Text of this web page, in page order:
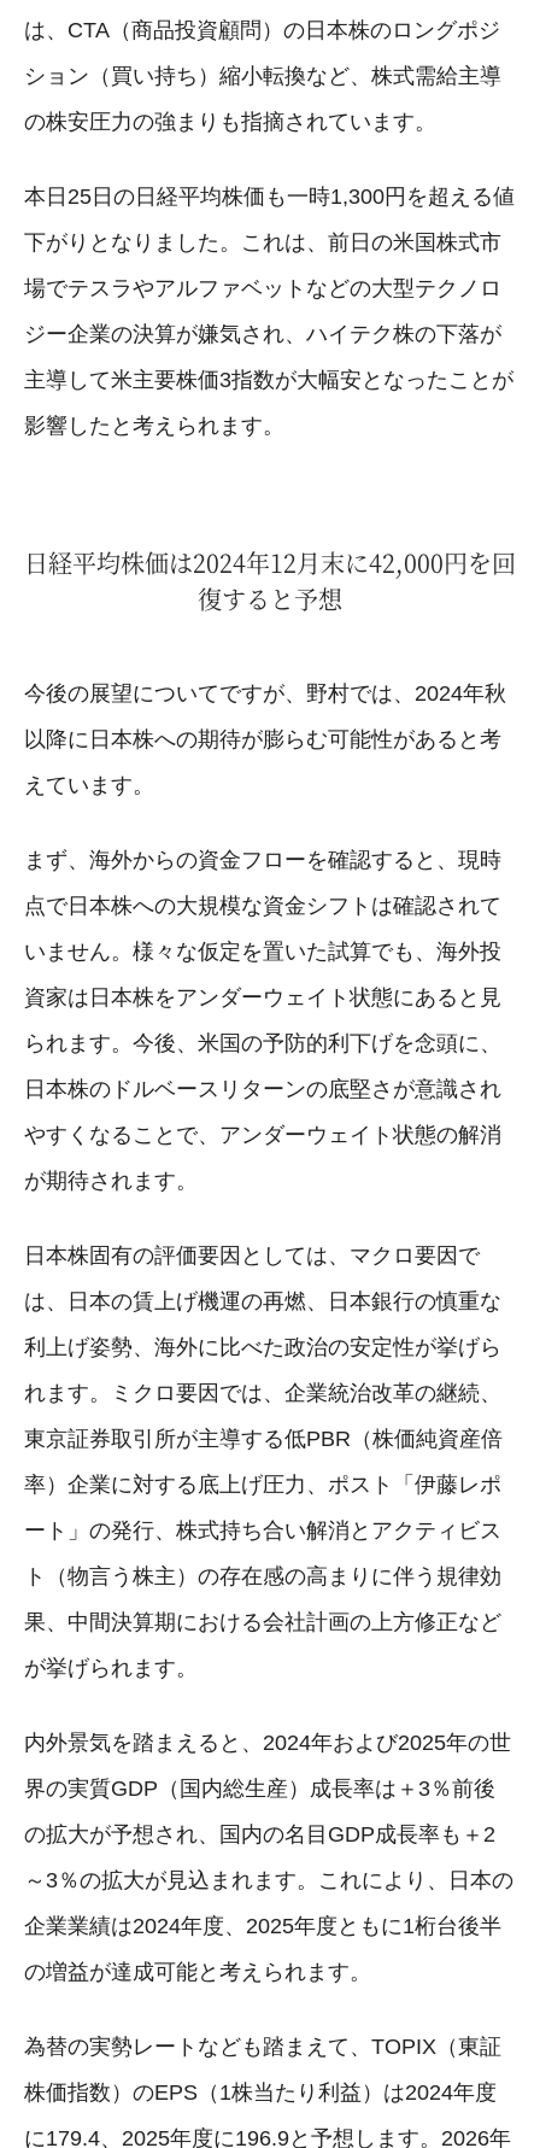
は、CTA（商品投資顧問）の日本株のロングポジ
ション（買い持ち）縮小転換など、株式需給主導
の株安圧力の強まりも指摘されています。
本日25日の日経平均株価も一時1,300円を超える値
下がりとなりました。これは、前日の米国株式市
場でテスラやアルファベットなどの大型テクノロ
ジー企業の決算が嫌気され、ハイテク株の下落が
主導して米主要株価3指数が大幅安となったことが
影響したと考えられます。
日経平均株価は2024年12月末に42,000円を回
復すると予想
今後の展望についてですが、野村では、2024年秋
以降に日本株への期待が膨らむ可能性があると考
えています。
まず、海外からの資金フローを確認すると、現時
点で日本株への大規模な資金シフトは確認されて
いません。様々な仮定を置いた試算でも、海外投
資家は日本株をアンダーウェイト状態にあると見
られます。今後、米国の予防的利下げを念頭に、
日本株のドルベースリターンの底堅さが意識され
やすくなることで、アンダーウェイト状態の解消
が期待されます。
日本株固有の評価要因としては、マクロ要因で
は、日本の賃上げ機運の再燃、日本銀行の慎重な
利上げ姿勢、海外に比べた政治の安定性が挙げら
れます。ミクロ要因では、企業統治改革の継続、
東京証券取引所が主導する低PBR（株価純資産倍
率）企業に対する底上げ圧力、ポスト「伊藤レポ
ート」の発行、株式持ち合い解消とアクティビス
ト（物言う株主）の存在感の高まりに伴う規律効
果、中間決算期における会社計画の上方修正など
が挙げられます。
内外景気を踏まえると、2024年および2025年の世
界の実質GDP（国内総生産）成長率は＋3％前後
の拡大が予想され、国内の名目GDP成長率も＋2
～3％の拡大が見込まれます。これにより、日本の
企業業績は2024年度、2025年度ともに1桁台後半
の増益が達成可能と考えられます。
為替の実勢レートなども踏まえて、TOPIX（東証
株価指数）のEPS（1株当たり利益）は2024年度
に179.4、2025年度に196.9と予想します。2026年